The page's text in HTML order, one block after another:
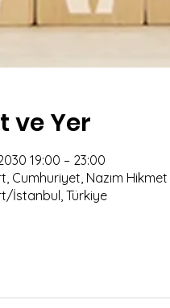
ve Yer
19:00 – 23:00
Cumhuriyet, Nazım
İstanbul, Türkiye